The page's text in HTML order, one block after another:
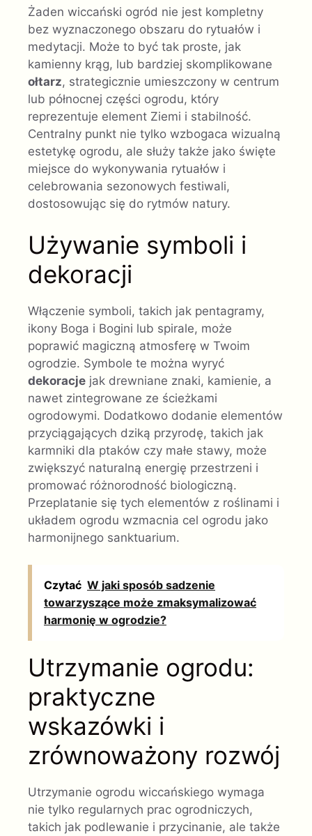
Żaden wiccański ogród nie jest kompletny
bez wyznaczonego obszaru do rytuałów i
medytacji. Może to być tak proste, jak
kamienny krąg, lub bardziej skomplikowane
ołtarz, strategicznie umieszczony w centrum
lub północnej części ogrodu, który
reprezentuje element Ziemi i stabilność.
Centralny punkt nie tylko wzbogaca wizualną
estetykę ogrodu, ale służy także jako święte
miejsce do wykonywania rytuałów i
celebrowania sezonowych festiwali,
dostosowując się do rytmów natury.
Używanie symboli i
dekoracji
Włączenie symboli, takich jak pentagramy,
ikony Boga i Bogini lub spirale, może
poprawić magiczną atmosferę w Twoim
ogrodzie. Symbole te można wyryć
dekoracje jak drewniane znaki, kamienie, a
nawet zintegrowane ze ścieżkami
ogrodowymi. Dodatkowo dodanie elementów
przyciągających dziką przyrodę, takich jak
karmniki dla ptaków czy małe stawy, może
zwiększyć naturalną energię przestrzeni i
promować różnorodność biologiczną.
Przeplatanie się tych elementów z roślinami i
układem ogrodu wzmacnia cel ogrodu jako
harmonijnego sanktuarium.
Czytać W jaki sposób sadzenie
towarzyszące może zmaksymalizować
harmonię w ogrodzie?
Utrzymanie ogrodu:
praktyczne
wskazówki i
zrównoważony rozwój
Utrzymanie ogrodu wiccańskiego wymaga
nie tylko regularnych prac ogrodniczych,
takich jak podlewanie i przycinanie, ale także